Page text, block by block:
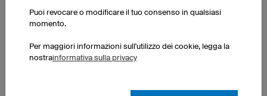
Calze BAS5 Pro
Disponibile nelle versioni Low-Cut e Mid-Cut
Puoi revocare o modificare il tuo consenso in qualsiasi
momento.
Per maggiori informazioni sull'utilizzo dei cookie, legga la
nostrainformativa sulla privacy